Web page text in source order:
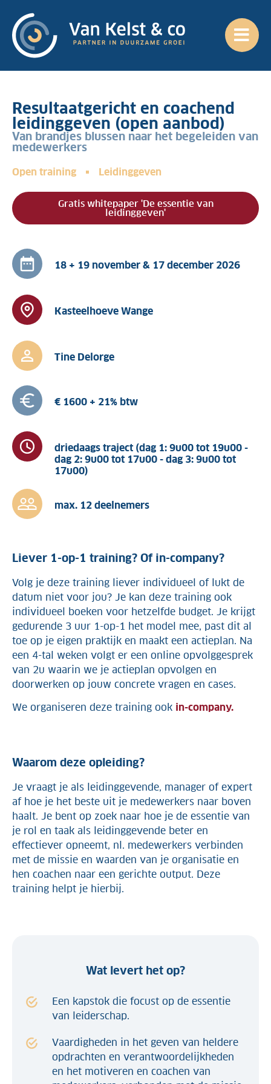
Resultaatgericht en coachend
leidinggeven (open aanbod)
Van brandjes blussen naar het begeleiden van
medewerkers
Open training Leidinggeven
Gratis whitepaper 'De essentie van
leidinggeven'
18 + 19 november & 17 december 2026
Kasteelhoeve Wange
Tine Delorge
€ 1600 + 21% btw
driedaags traject (dag 1: 9u00 tot 19u00 -
dag 2: 9u00 tot 17u00 - dag 3: 9u00 tot
17u00)
max. 12 deelnemers
Liever 1-op-1 training? Of in-company?
Volg je deze training liever individueel of lukt de
datum niet voor jou? Je kan deze training ook
individueel boeken voor hetzelfde budget. Je krijgt
gedurende 3 uur 1-op-1 het model mee, past dit al
toe op je eigen praktijk en maakt een actieplan. Na
een 4-tal weken volgt er een online opvolggesprek
van 2u waarin we je actieplan opvolgen en
doorwerken op jouw concrete vragen en cases.
We organiseren deze training ook in-company.
Waarom deze opleiding?
Je vraagt je als leidinggevende, manager of expert
af hoe je het beste uit je medewerkers naar boven
haalt. Je bent op zoek naar hoe je de essentie van
je rol en taak als leidinggevende beter en
effectiever opneemt, nl. medewerkers verbinden
met de missie en waarden van je organisatie en
hen coachen naar een gerichte output. Deze
training helpt je hierbij.
Wat levert het op?
Een kapstok die focust op de essentie
van leiderschap.
Vaardigheden in het geven van heldere
opdrachten en verantwoordelijkheden
en het motiveren en coachen van